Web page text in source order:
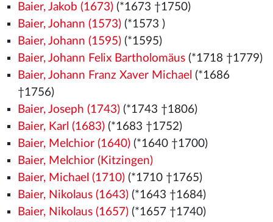
Baier, Jakob (1673)(*1673 †1750)
Baier, Johann (1573)(*1573 )
Baier, Johann (1595)(*1595)
Baier, Johann Felix Bartholomäus(*1718 †1779)
Baier, Johann Franz Xaver Michael (*1686
†1756)
Baier, Joseph (1743)(*1743 †1806)
Baier, Karl (1683)(*1683 †1752)
Baier, Melchior (1640)(*1640 †1700)
Baier, Melchior (Kitzingen)
Baier, Michael (1710)(*1710 †1765)
Baier, Nikolaus (1643)(*1643 †1684)
Baier, Nikolaus (1657)(*1657 †1740)